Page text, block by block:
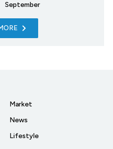
September
Market
News
Lifestyle